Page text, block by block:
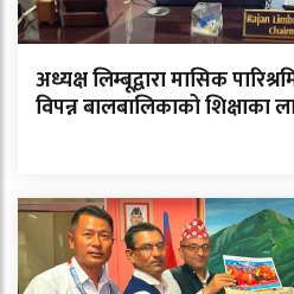
अध्यक्ष लिम्बूद्वारा मासिक
विपन्न बालबालिकाको शिक्षाका